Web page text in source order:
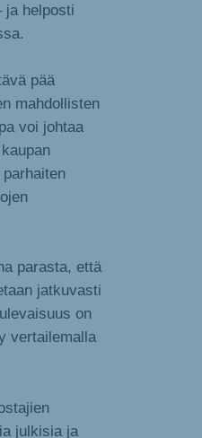
ja helposti
pää
mahdollisten
voi johtaa
parasta, että
jatkuvasti
on
vertailemalla
julkisia ja